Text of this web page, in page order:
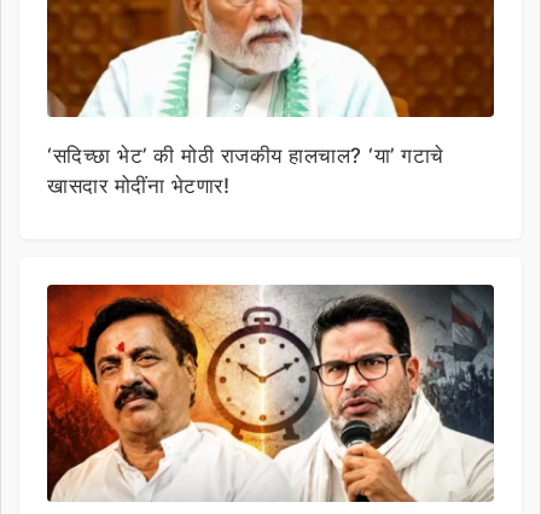
‘सदिच्छा भेट’ की मोठी राजकीय हालचाल? ‘या’ गटाचे
खासदार मोदींना भेटणार!